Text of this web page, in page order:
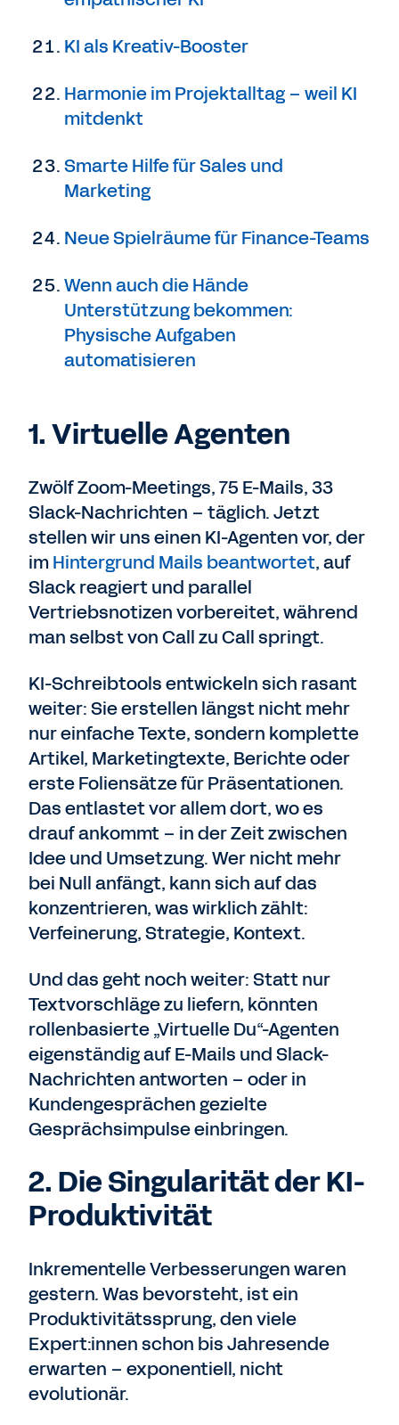
KI als Kreativ-Booster
Harmonie im Projektalltag – weil KI
mitdenkt
Smarte Hilfe für Sales und
Marketing
Neue Spielräume für Finance-Teams
Wenn auch die Hände
Unterstützung bekommen:
Physische Aufgaben
automatisieren
1. Virtuelle Agenten
Zwölf Zoom-Meetings, 75 E-Mails, 33
Slack-Nachrichten – täglich. Jetzt
stellen wir uns einen KI-Agenten vor, der
imHintergrund Mails beantwortet, auf
Slack reagiert und parallel
Vertriebsnotizen vorbereitet, während
man selbst von Call zu Call springt.
KI-Schreibtools entwickeln sich rasant
weiter: Sie erstellen längst nicht mehr
nur einfache Texte, sondern komplette
Artikel, Marketingtexte, Berichte oder
erste Foliensätze für Präsentationen.
Das entlastet vor allem dort, wo es
drauf ankommt – in der Zeit zwischen
Idee und Umsetzung. Wer nicht mehr
bei Null anfängt, kann sich auf das
konzentrieren, was wirklich zählt:
Verfeinerung, Strategie, Kontext.
Und das geht noch weiter: Statt nur
Textvorschläge zu liefern, könnten
rollenbasierte „Virtuelle Du“-Agenten
eigenständig auf E-Mails und Slack-
Nachrichten antworten – oder in
Kundengesprächen gezielte
Gesprächsimpulse einbringen.
2. Die Singularität der KI-
Produktivität
Inkrementelle Verbesserungen waren
gestern. Was bevorsteht, ist ein
Produktivitätssprung, den viele
Expert:innen schon bis Jahresende
erwarten – exponentiell, nicht
evolutionär.